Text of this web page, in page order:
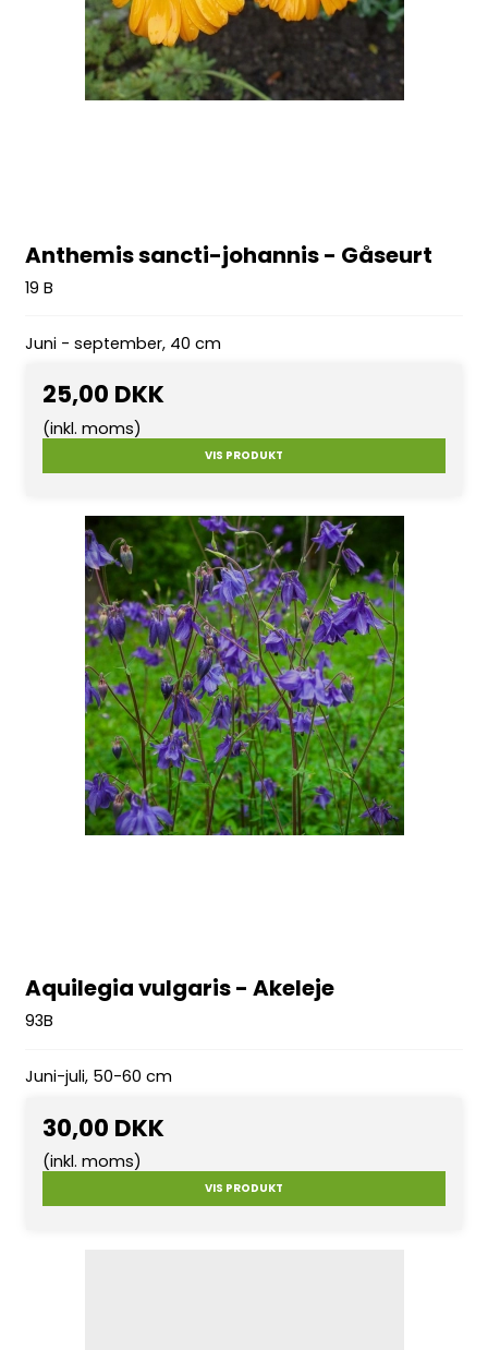
Anthemis sancti-johannis - Gåseurt
19 B
Juni - september, 40 cm
25,00 DKK
(inkl. moms)
VIS PRODUKT
Aquilegia vulgaris - Akeleje
93B
Juni-juli, 50-60 cm
30,00 DKK
(inkl. moms)
VIS PRODUKT